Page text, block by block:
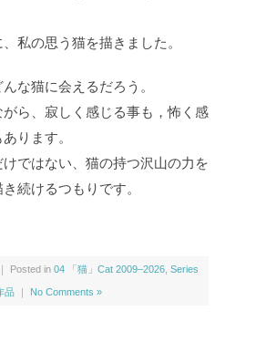
私の思う猫を描きました。
な猫に会えるだろう。
ら、寂しく感じる事も，怖く感
ります。
ではない、猫の持つ沢山の力を
続けるつもりです。
Posted in 04 「猫」Cat 2009–2026 Series
品 ｜ No Comments »